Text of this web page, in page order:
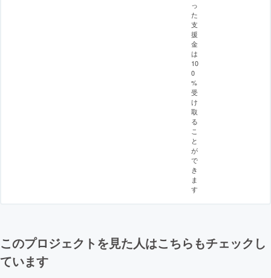
っ
た
支
援
金
は
10
0
%
受
け
取
る
こ
と
が
で
き
ま
す
このプロジェクトを見た人はこちらもチェックし
ています